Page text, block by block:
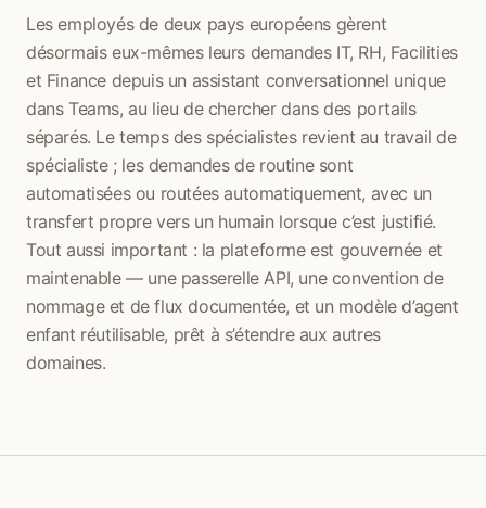
Les employés de deux pays européens gèrent
désormais eux-mêmes leurs demandes IT, RH, Facilities
et Finance depuis un assistant conversationnel unique
dans Teams, au lieu de chercher dans des portails
séparés. Le temps des spécialistes revient au travail de
spécialiste ; les demandes de routine sont
automatisées ou routées automatiquement, avec un
transfert propre vers un humain lorsque c’est justifié.
Tout aussi important : la plateforme est gouvernée et
maintenable — une passerelle API, une convention de
nommage et de flux documentée, et un modèle d’agent
enfant réutilisable, prêt à s’étendre aux autres
domaines.